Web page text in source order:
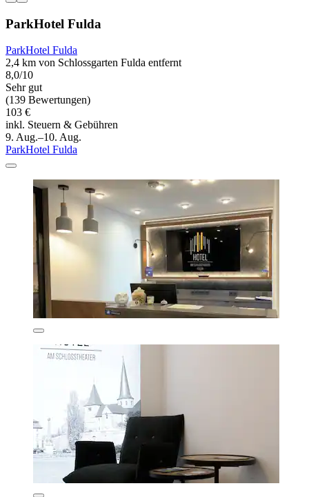
ParkHotel Fulda
ParkHotel Fulda
2,4 km von Schlossgarten Fulda entfernt
8,0/10
Sehr gut
(139 Bewertungen)
103 €
inkl. Steuern & Gebühren
9. Aug.–10. Aug.
ParkHotel Fulda